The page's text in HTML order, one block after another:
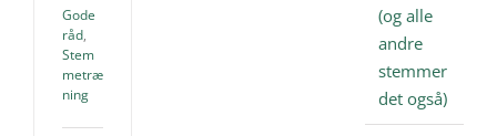
Gode
råd,
Stem
metræ
ning
(og alle
andre
stemmer
det også)